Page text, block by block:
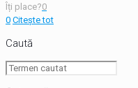
Îți place?0
0 Citește tot
Caută